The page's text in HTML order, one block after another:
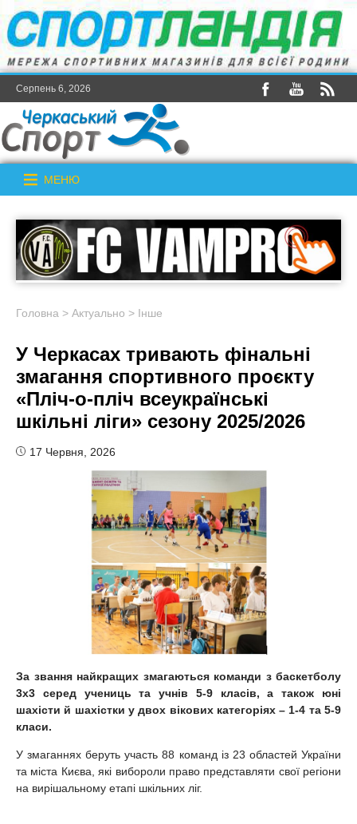
Серпень 6, 2026
МЕНЮ
Головна > Актуально > Інше
У Черкасах тривають фінальні
змагання спортивного проєкту
«Пліч-о-пліч всеукраїнські
шкільні ліги» сезону 2025/2026
17 Червня, 2026
За звання найкращих змагаються команди з баскетболу
3х3 серед учениць та учнів 5-9 класів, а також юні
шахісти й шахістки у двох вікових категоріях – 1-4 та 5-9
класи.
У змаганнях беруть участь 88 команд із 23 областей України
та міста Києва, які вибороли право представляти свої регіони
на вирішальному етапі шкільних ліг.